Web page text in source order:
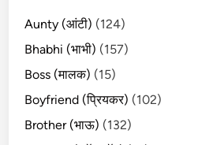
Aunty (आंटी) (124)
Bhabhi (भाभी) (157)
Boss (मालक) (15)
Boyfriend (प्रियकर) (102)
Brother (भाऊ) (132)